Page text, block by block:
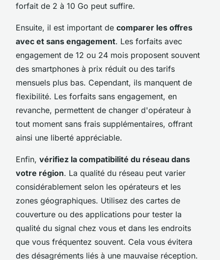
forfait de 2 à 10 Go peut suffire.
Ensuite, il est important de comparer les offres
avec et sans engagement. Les forfaits avec
engagement de 12 ou 24 mois proposent souvent
des smartphones à prix réduit ou des tarifs
mensuels plus bas. Cependant, ils manquent de
flexibilité. Les forfaits sans engagement, en
revanche, permettent de changer d'opérateur à
tout moment sans frais supplémentaires, offrant
ainsi une liberté appréciable.
Enfin, vérifiez la compatibilité du réseau dans
votre région. La qualité du réseau peut varier
considérablement selon les opérateurs et les
zones géographiques. Utilisez des cartes de
couverture ou des applications pour tester la
qualité du signal chez vous et dans les endroits
que vous fréquentez souvent. Cela vous évitera
des désagréments liés à une mauvaise réception.